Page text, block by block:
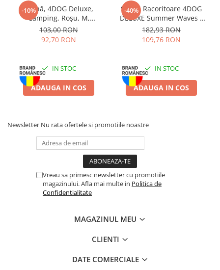
Batoane Rozătoare
Îngrijire Rozătoare
Așternut Igienic Rozătoare
Acvarii
Accesorii Acvarii
Hrană Broaște Țestoase
Întreținere Acvariu
umezeală și de expunerea îndelungată la soare sau la surse
directe de căldură.
-10%
Pernă, 4DOG Deluxe,
Camping, Roșu, M,
80x64x7cm
103,00 RON
92,70 RON
IN STOC
ADAUGA IN COS
-40%
Saltea Racoritoare 4DOG
DELUXE Summer Waves L
77x46cm
182,93 RON
109,76 RON
IN STOC
ADAUGA IN COS
Newsletter Nu rata ofertele si promotiile noastre
Vreau sa primesc newsletter cu promotiile
magazinului. Afla mai multe in Politica de
Confidentialitate
MAGAZINUL MEU
CLIENTI
DATE COMERCIALE